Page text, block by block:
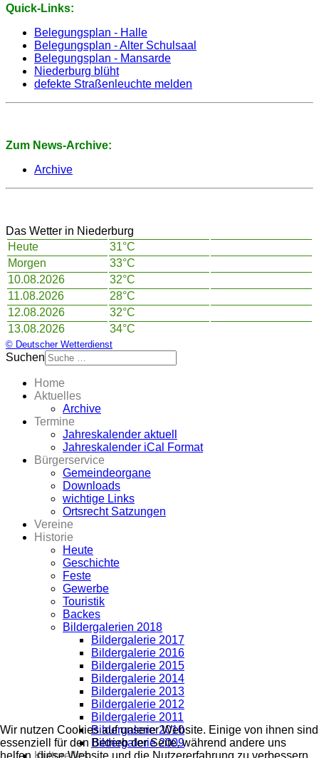
Quick-Links:
Belegungsplan - Halle
Belegungsplan - Alter Schulsaal
Belegungsplan - Mansarde
Niederburg blüht
defekte Straßenleuchte melden
Zum News-Archive:
Archive
Das Wetter in Niederburg
Heute
31°C
Morgen
33°C
10.08.2026
32°C
11.08.2026
28°C
12.08.2026
32°C
13.08.2026
34°C
© Deutscher Wetterdienst
Suchen
Home
Aktuelles
Archive
Termine
Jahreskalender aktuell
Jahreskalender iCal Format
Bürgerservice
Gemeindeorgane
Downloads
wichtige Links
Ortsrecht Satzungen
Vereine
Historie
Heute
Geschichte
Feste
Gewerbe
Touristik
Backes
Bildergalerien 2018
Bildergalerie 2017
Bildergalerie 2016
Bildergalerie 2015
Bildergalerie 2014
Bildergalerie 2013
Bildergalerie 2012
Bildergalerie 2011
Bildergalerie 2010
Bildergalerie 2009
Kulturelles
Wir nutzen Cookies auf unserer Website. Einige von ihnen sind
essenziell für den Betrieb der Seite, während andere uns
helfen, diese Website und die Nutzererfahrung zu verbessern